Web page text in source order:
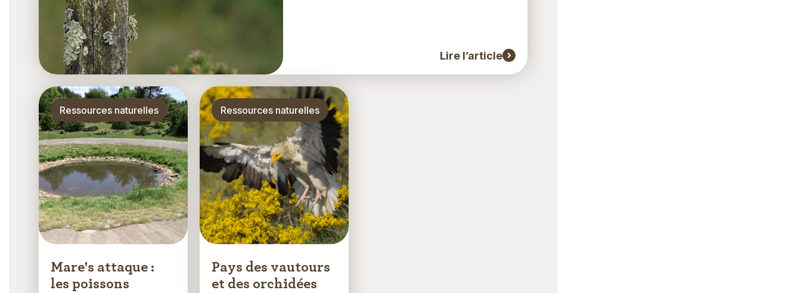
Lire l’article
Mare's attaque :
les poissons
Thématique
Ressources naturelles
Pays des vautours
et des orchidées
Thématique
Ressources naturelles